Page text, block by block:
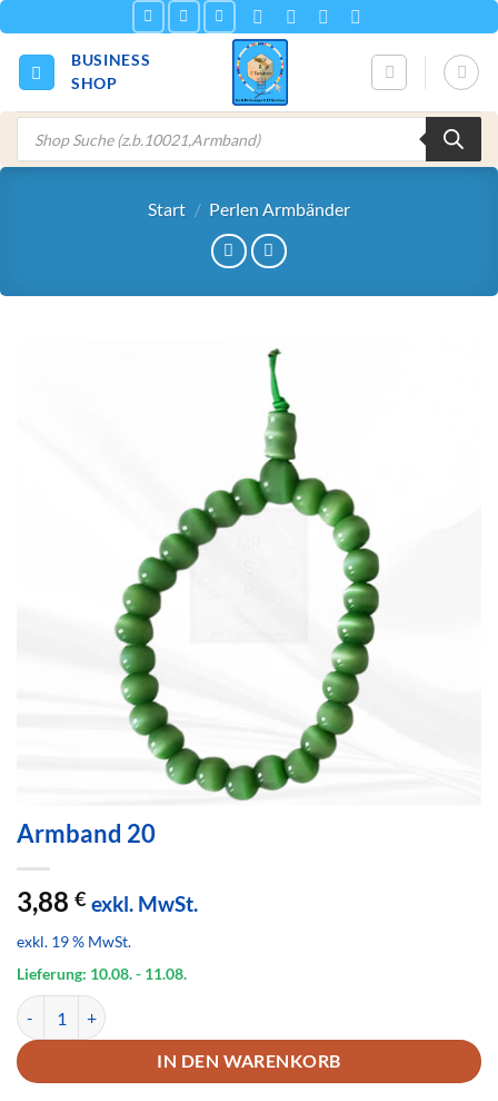
Inhalt
springen
BUSINESS
SHOP
Products
search
Start / Perlen Armbänder
Armband 20
3,88 € exkl. MwSt.
exkl. 19 % MwSt.
Lieferung: 10.08.- 11.08.
Armband 20 Menge
IN DEN WARENKORB